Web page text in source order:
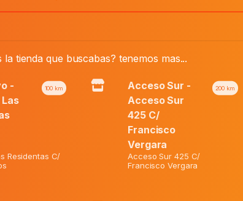
precio
original
era:
₲ 119.200.
Precio Web:₲100.100 El
actual
es:
₲ 100.100.
X
Añadir al carrito
la tienda que buscabas? tenemos mas...
-
100 km
Residentas C/
Acceso Sur -
Acceso Sur
425 C/
Francisco
Vergara
200 km
Acceso Sur 425 C/
Francisco Vergara